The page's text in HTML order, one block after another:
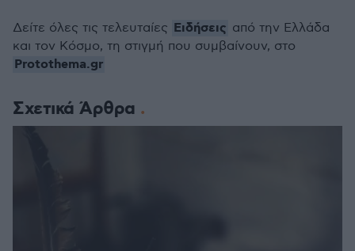
Σχετικά Άρθρα
Δείτε όλες τις τελευταίες Ειδήσεις από την Ελλάδα
και τον Κόσμο, τη στιγμή που συμβαίνουν, στο
Protothema.gr